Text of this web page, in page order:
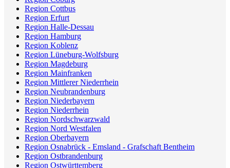
Region Cottbus
Region Erfurt
Region Halle-Dessau
Region Hamburg
Region Koblenz
Region Lüneburg-Wolfsburg
Region Magdeburg
Region Mainfranken
Region Mittlerer Niederrhein
Region Neubrandenburg
Region Niederbayern
Region Niederrhein
Region Nordschwarzwald
Region Nord Westfalen
Region Oberbayern
Region Osnabrück - Emsland - Grafschaft Bentheim
Region Ostbrandenburg
Region Ostwürttemberg